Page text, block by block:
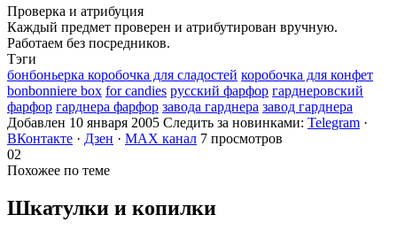
Проверка и атрибуция
Каждый предмет проверен и атрибутирован вручную.
Работаем без посредников.
Тэги
бонбоньерка коробочка для сладостей коробочка для конфет
bonbonniere box for candies русский фарфор гарднеровский
фарфор гарднера фарфор завода гарднера завод гарднера
Добавлен 10 января 2005 Следить за новинками: Telegram ·
ВКонтакте · Дзен · MAX канал 7 просмотров
02
Похожее по теме
Шкатулки и копилки